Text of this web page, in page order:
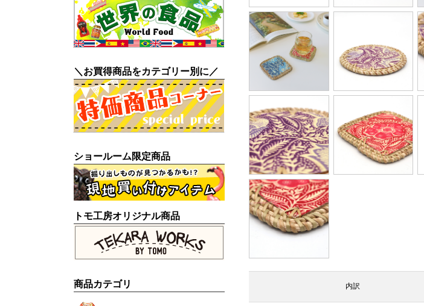
内訳
＼お買得商品をカテゴリー別に／
ショールーム限定商品
トモ工房オリジナル商品
商品カテゴリ